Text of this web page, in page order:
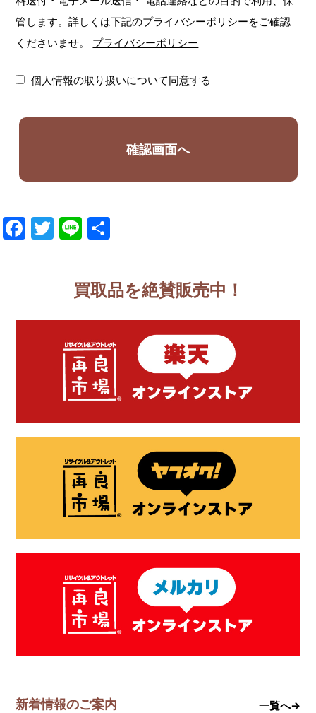
管します。詳しくは下記のプライバシーポリシーをご確認
くださいませ。
プライバシーポリシー
個人情報の取り扱いについて同意する
Facebook
Twitter
Line
買取品を絶賛販売中！
新着情報のご案内 一覧へ→